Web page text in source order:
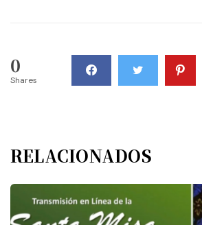
0
Shares
RELACIONADOS